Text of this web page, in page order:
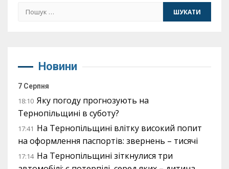
Пошук:
Новини
7 Серпня
18:10 Яку погоду прогнозують на
Тернопільщині в суботу?
17:41 На Тернопільщині влітку високий попит
на оформлення паспортів: звернень – тисячі
17:14 На Тернопільщині зіткнулися три